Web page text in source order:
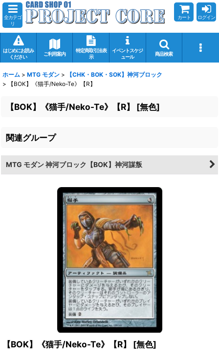
全カテゴ
リ
カート ログイン
はじめにお読み
ください
ご利用案内
特定商取引法表
示
イベントスケジ
ュール
商品検索
ホーム > MTG モダン >
【CHK・BOK・SOK】神河ブロック
>
【BOK】《猫手/Neko-Te》【R】
【BOK】《猫手/Neko-Te》【R】 [無色]
関連グループ
MTG モダン 神河ブロック【BOK】神河謀叛
【BOK】《猫手/Neko-Te》【R】 [無色]